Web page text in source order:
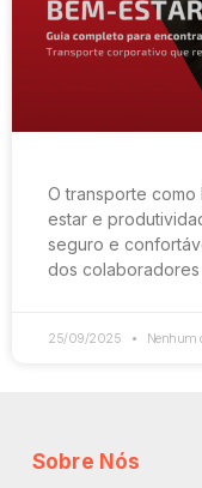
O transporte
estar e
seguro e
dos
25/09/2025 Nenhum
Sobre Nós